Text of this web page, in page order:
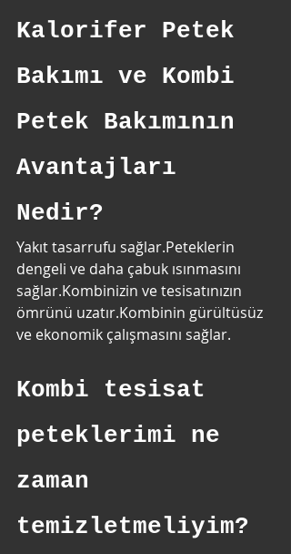
Kalorifer Petek
Bakımı ve Kombi
Petek Bakımının
Avantajları
Nedir?
Yakıt tasarrufu sağlar.Peteklerin
dengeli ve daha çabuk ısınmasını
sağlar.Kombinizin ve tesisatınızın
ömrünü uzatır.Kombinin gürültüsüz
ve ekonomik çalışmasını sağlar.
Kombi tesisat
peteklerimi ne
zaman
temizletmeliyim?